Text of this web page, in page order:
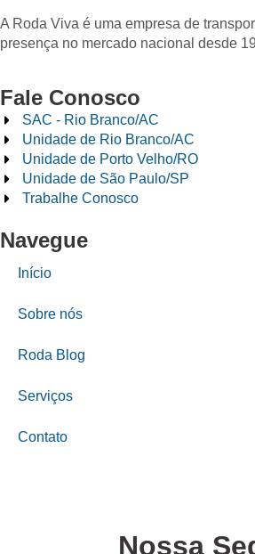
A Roda Viva é uma empresa de
presença no mercado nacional desde
Fale Conosco
SAC - Rio Branco/AC
Unidade de Rio Branco/AC
Unidade de Porto Velho/RO
Unidade de São Paulo/SP
Trabalhe Conosco
Navegue
Início
Sobre nós
Roda Blog
Serviços
Contato
Nossa